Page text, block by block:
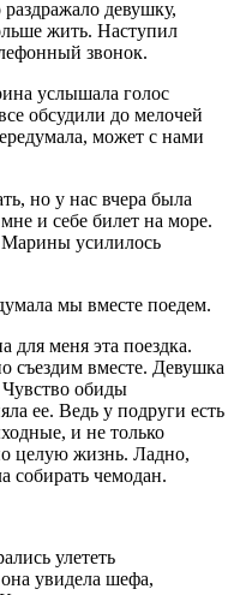
девушку,
жить. Наступил
звонок.
услышала голос
обсудили до мелочей
может с нами
но у нас вчера была
и себе билет на море.
усилилось
мы вместе поедем.
меня эта поездка.
съездим вместе. Девушка
Чувство обиды
ее. Ведь у подруги есть
и не только
целую жизнь. Ладно,
собирать чемодан.
улететь
увидела шефа,